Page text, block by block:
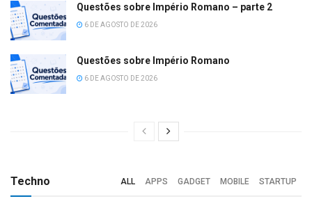
Questões sobre Império Romano – parte 2
6 DE AGOSTO DE 2026
Questões sobre Império Romano
6 DE AGOSTO DE 2026
Techno ALL APPS GADGET MOBILE STARTUP